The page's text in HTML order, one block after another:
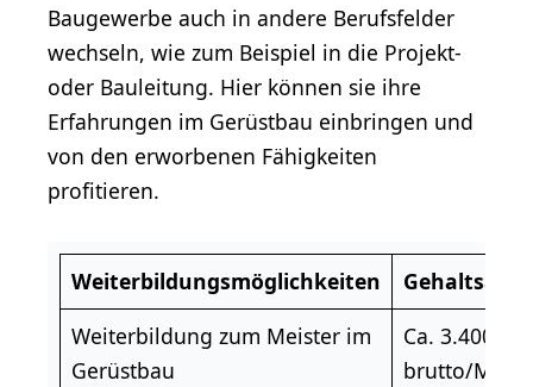
Baugewerbe auch in andere Berufsfelder
wechseln, wie zum Beispiel in die Projekt-
oder Bauleitung. Hier können sie ihre
Erfahrungen im Gerüstbau einbringen und
von den erworbenen Fähigkeiten
profitieren.
Weiterbildungsmöglichkeiten
Weiterbildung zum Meisterim
Gerüstbau
Ca. 3.400
brutto/